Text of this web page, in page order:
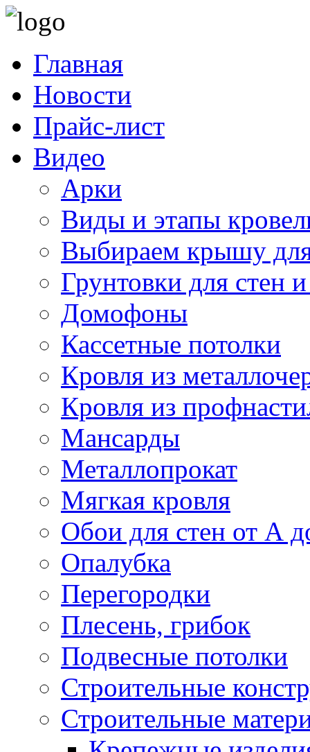
Главная
Новости
Прайс-лист
Видео
Арки
Виды и этапы
Выбираем крышу
Грунтовки для стен
Домофоны
Кассетные потолки
Кровля из
Кровля из
Мансарды
Металлопрокат
Мягкая кровля
Обои для стен от А
Опалубка
Перегородки
Плесень, грибок
Подвесные потолки
Строительные
Строительные